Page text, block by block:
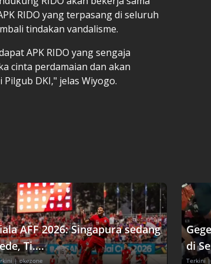
RIDO yang terpasang di seluruh
tindakan vandalisme.
APK RIDO yang sengaja
cinta perdamaian dan akan
DKI," jelas Wiyogo.
AFF 2026: Singapura sedang
Ti....
| okezone
di
Terkini